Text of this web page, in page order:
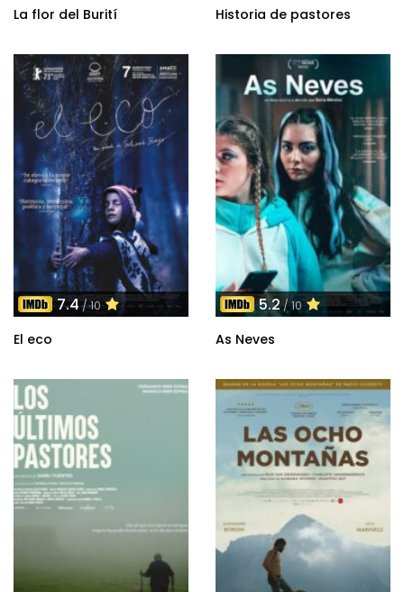
La flor del Burití Historia de pastores
7.4/ 10
El eco
5.2/ 10
As Neves